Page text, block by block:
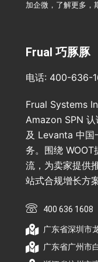
加企微，了解更多，
Frual 巧豚豚
电话: 400-636-
Frual Systems
Amazon SPN 认
及 Levanta 中国
务。围绕 WOOT
流，为卖家提供
站式合规增长方案
400 636 1608
广东省深圳市
广东省广州市